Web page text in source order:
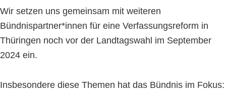
Wir setzen uns gemeinsam mit weiteren
Bündnispartner*innen für eine Verfassungsreform in
Thüringen noch vor der Landtagswahl im September
2024 ein.
Insbesondere diese Themen hat das Bündnis im Fokus: